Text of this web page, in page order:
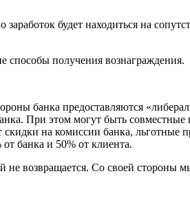
заработок будет находиться на
получения вознаграждения.
банка предоставляются
При этом могут быть
на комиссии банка, льготные
банка и 50% от клиента.
не возвращается. Со своей стороны